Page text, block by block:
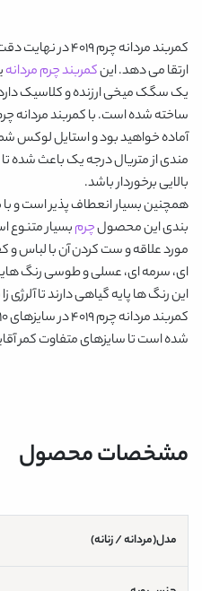
کمربند مردانه چرم 4019
در نهایت دقت
ارتقا می دهد. اینکمربند چرم مردانه
یک سگک میخی ارزنده و کلاسیک دارد
ساخته شده است. باکمربند مردانه چرم 4019
آماده خواهید بود و استایل لوکس شما
مندی از متریال درجه یک باعث شده تا
بالایی برخوردار باشد.
همچنین بسیار انعطاف پذیر است و با
بندی این محصولچرمبسیار متنوع
مورد علاقه و ست کردن آن با لباس و
ای، سرمه ای، عسلی و طوسیرنگ هایی
این رنگ ها پایه گیاهی دارند تا آلرژی زا
کمربند مردانه چرم 4019
شده است تا سایزهای متفاوت کمر
مشخصات محصول
مدل(مردانه / زنانه)